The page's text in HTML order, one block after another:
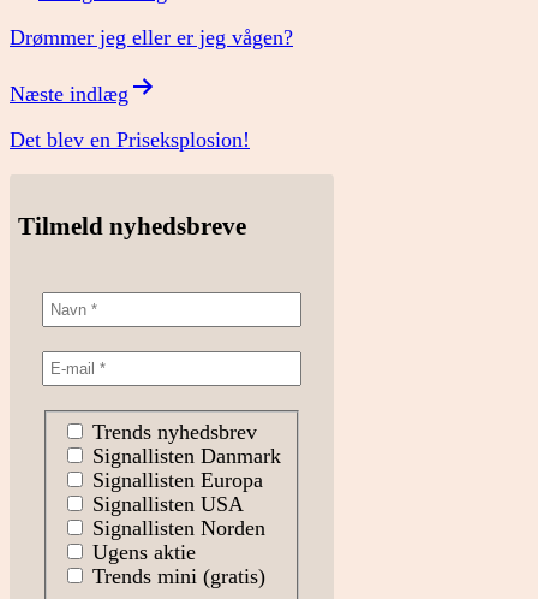
Drømmer jeg eller er jeg vågen?
Næste indlæg
Det blev en Priseksplosion!
Tilmeld nyhedsbreve
Trends nyhedsbrev
Signallisten Danmark
Signallisten Europa
Signallisten USA
Signallisten Norden
Ugens aktie
Trends mini (gratis)